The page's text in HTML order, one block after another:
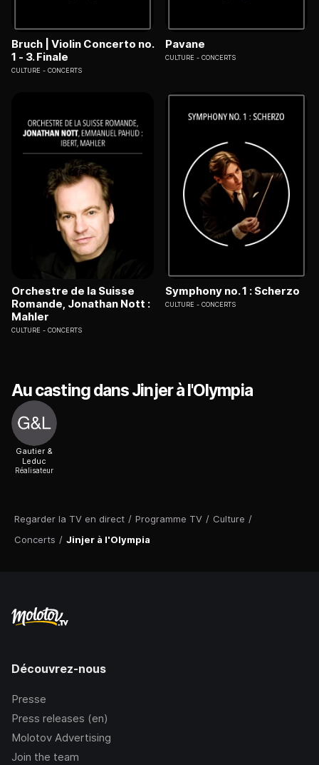
Regarder la TV en direct / Programme TV / Culture /
Concerts / Jinjer à l'Olympia
Bruch | Violin Concerto no.
1 - 3. Finale
CULTURE CONCERTS
Pavane
CULTURE CONCERTS
Orchestre de la Suisse
Romande, Jonathan Nott :
Mahler
CULTURE CONCERTS
Symphony no. 1 : Scherzo
CULTURE CONCERTS
Au casting dans Jinjer à l'Olympia
Gautier &
Leduc
Réalisateur
Découvrez-nous
Presse
Press releases (en)
Molotov Advertising
Join the team